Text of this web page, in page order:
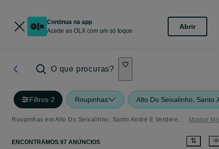
Continua na app
Acede ao OLX com um só toque
Abrir
O que procuras?
Filtros·2 Roupinhas Alto Do Seixalinho, Santo
Roupinhas em Alto Do Seixalinho, Santo André E Verderena - tudo o que precisa Mostrar
ENCONTRÁMOS 97 ANÚNCIOS